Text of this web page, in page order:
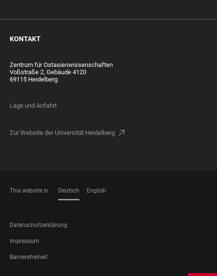
KONTAKT
Zentrum für Ostasienwissenschaften
Voßstraße 2, Gebäude 4120
69115 Heidelberg
Lage und Anfahrt
Zur Website der Universität Heidelberg
This website in Deutsch English
FOOTER
LEGAL
Datenschutzerklärung
Impressum
Barrierefreiheit